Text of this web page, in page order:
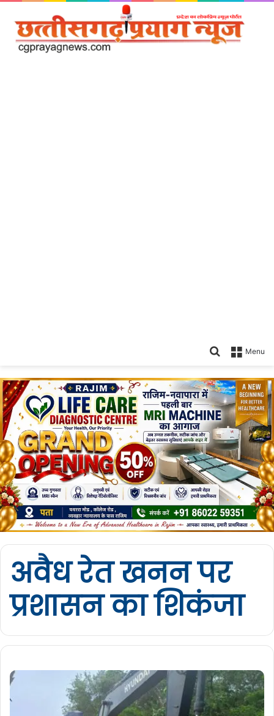
Menu
Search
अवैध रेत खनन पर
प्रशासन का शिकंजा